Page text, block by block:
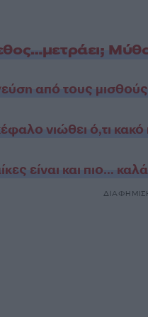
από τους
νιώθει ό,τι κακό
είναι και πιο…